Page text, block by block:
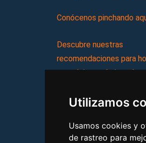
Utilizamos
Usamos cookies y
de rastreo para
Conócenos pinchando
Descubre nuestras
recomendaciones para
complejos turísticos,
viajes, y mucho más!
MI AGENCIA